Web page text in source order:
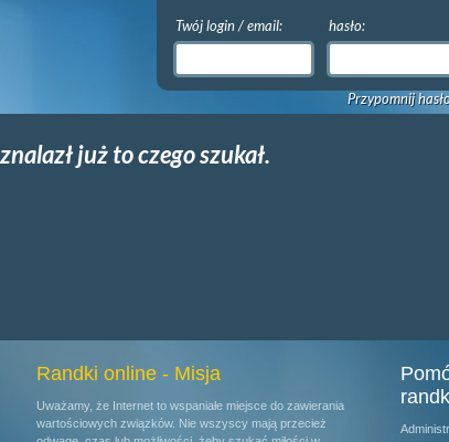
Twój login / email: hasło:
Przypomnij
już to czego szukał.
Randki online - Misja
Uważamy, że Internet to wspaniałe miejsce do zawierania
wartościowych związków. Nie wszyscy mają przecież